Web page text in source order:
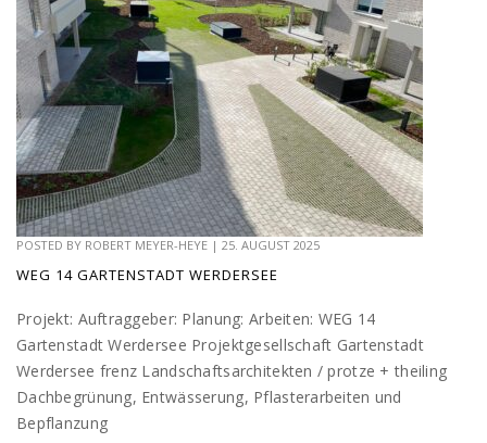
POSTED BY ROBERT MEYER-HEYE | 25. AUGUST 2025
WEG 14 GARTENSTADT WERDERSEE
Projekt: Auftraggeber: Planung: Arbeiten: WEG 14
Gartenstadt Werdersee Projektgesellschaft Gartenstadt
Werdersee frenz Landschaftsarchitekten / protze + theiling
Dachbegrünung, Entwässerung, Pflasterarbeiten und
Bepflanzung